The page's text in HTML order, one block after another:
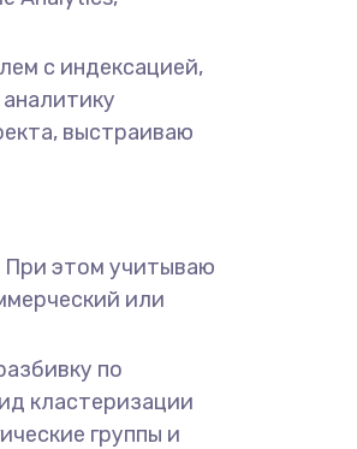
с индексацией,
выстраиваю
При этом учитываю
или
по
кластеризации
группы и